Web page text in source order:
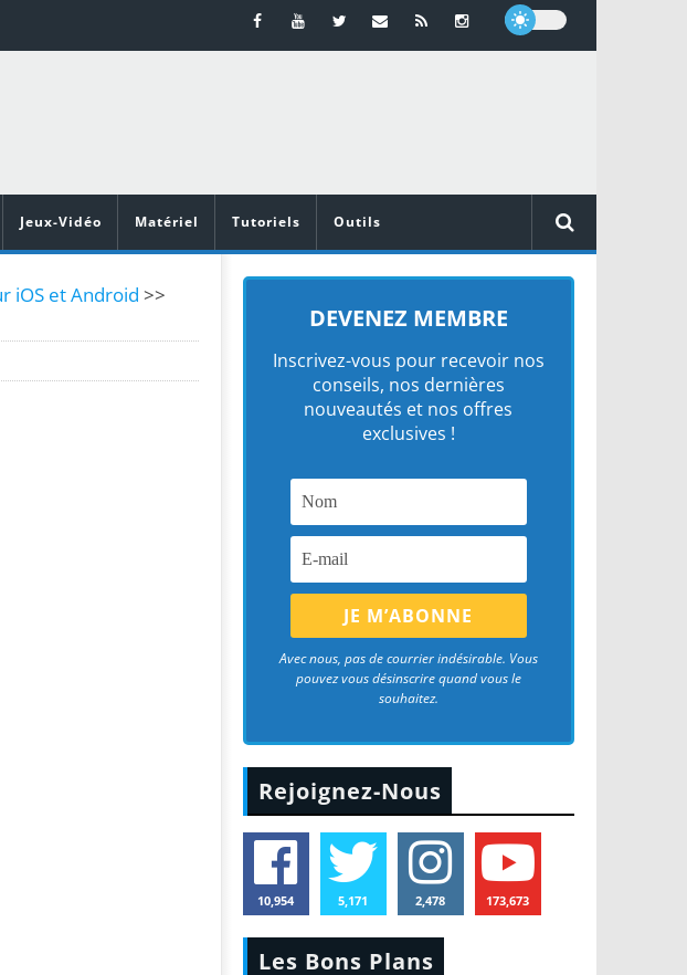
Jeux-Vidéo Matériel Tutoriels Outils
iOS et Android >>
DEVENEZ MEMBRE
Inscrivez-vous pour recevoir nos
conseils, nos dernières
nouveautés et nos offres
exclusives !
Avec nous, pas de courrier indésirable. Vous
pouvez vous désinscrire quand vous le
souhaitez.
Rejoignez-Nous
10,954 5,171 2,478 173,673
Les Bons Plans